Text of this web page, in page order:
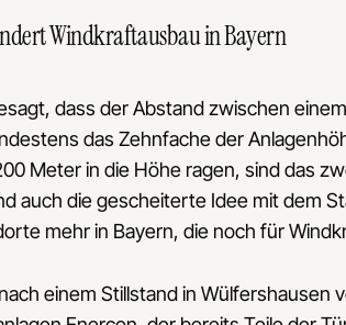
Windkraftausbau in Bayern
dass der Abstand zwischen
das Zehnfache der
Meter in die Höhe ragen, sind das
auch die gescheiterte Idee mit dem
mehr in Bayern, die noch für
einem Stillstand in Wülfershausen